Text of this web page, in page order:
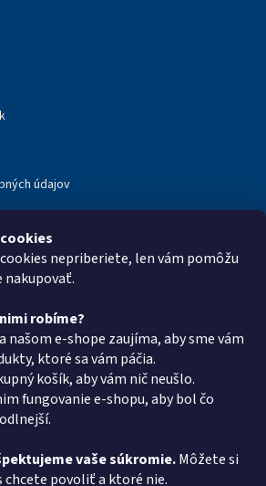
nepriberiete, len vám pomôžu
nakupovať.
robíme?
našom e-shope zaujíma, aby sme vám
ktoré sa vám páčia.
košík, aby vám nič neušlo.
fungovanie e-shopu, aby bol čo
vaše súkromie.Môžete si
povoliť a ktoré nie.
údajov